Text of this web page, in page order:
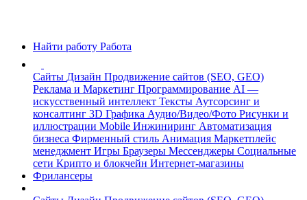
Найти работу Работа
Сайты Дизайн Продвижение сайтов (SEO, GEO)
Реклама и Маркетинг Программирование AI —
искусственный интеллект Тексты Аутсорсинг и
консалтинг 3D Графика Аудио/Видео/Фото Рисунки и
иллюстрации Mobile Инжиниринг Автоматизация
бизнеса Фирменный стиль Анимация Маркетплейс
менеджмент Игры Браузеры Мессенджеры Социальные
сети Крипто и блокчейн Интернет-магазины
Фрилансеры